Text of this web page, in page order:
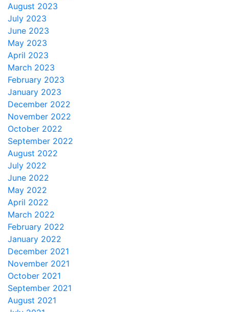
August 2023
July 2023
June 2023
May 2023
April 2023
March 2023
February 2023
January 2023
December 2022
November 2022
October 2022
September 2022
August 2022
July 2022
June 2022
May 2022
April 2022
March 2022
February 2022
January 2022
December 2021
November 2021
October 2021
September 2021
August 2021